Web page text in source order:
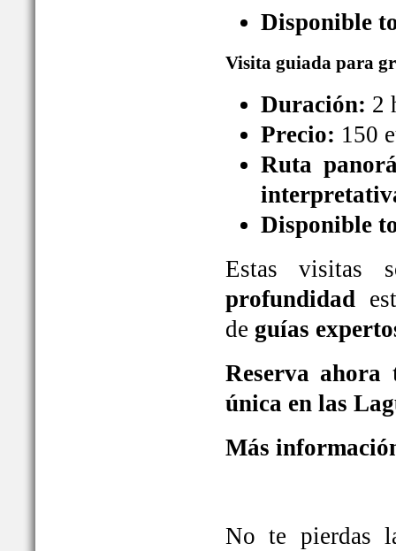
Disponible
Visita guiada para
Duración: 2
Precio: 150
Ruta
Disponible
Estas
profundidad
de guías
Reserva
única en las
Más
No te pierdas